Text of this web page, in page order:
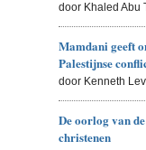
door Khaled Abu
Mamdani geeft
Palestijnse
door Kenneth
De oorlog van
christenen